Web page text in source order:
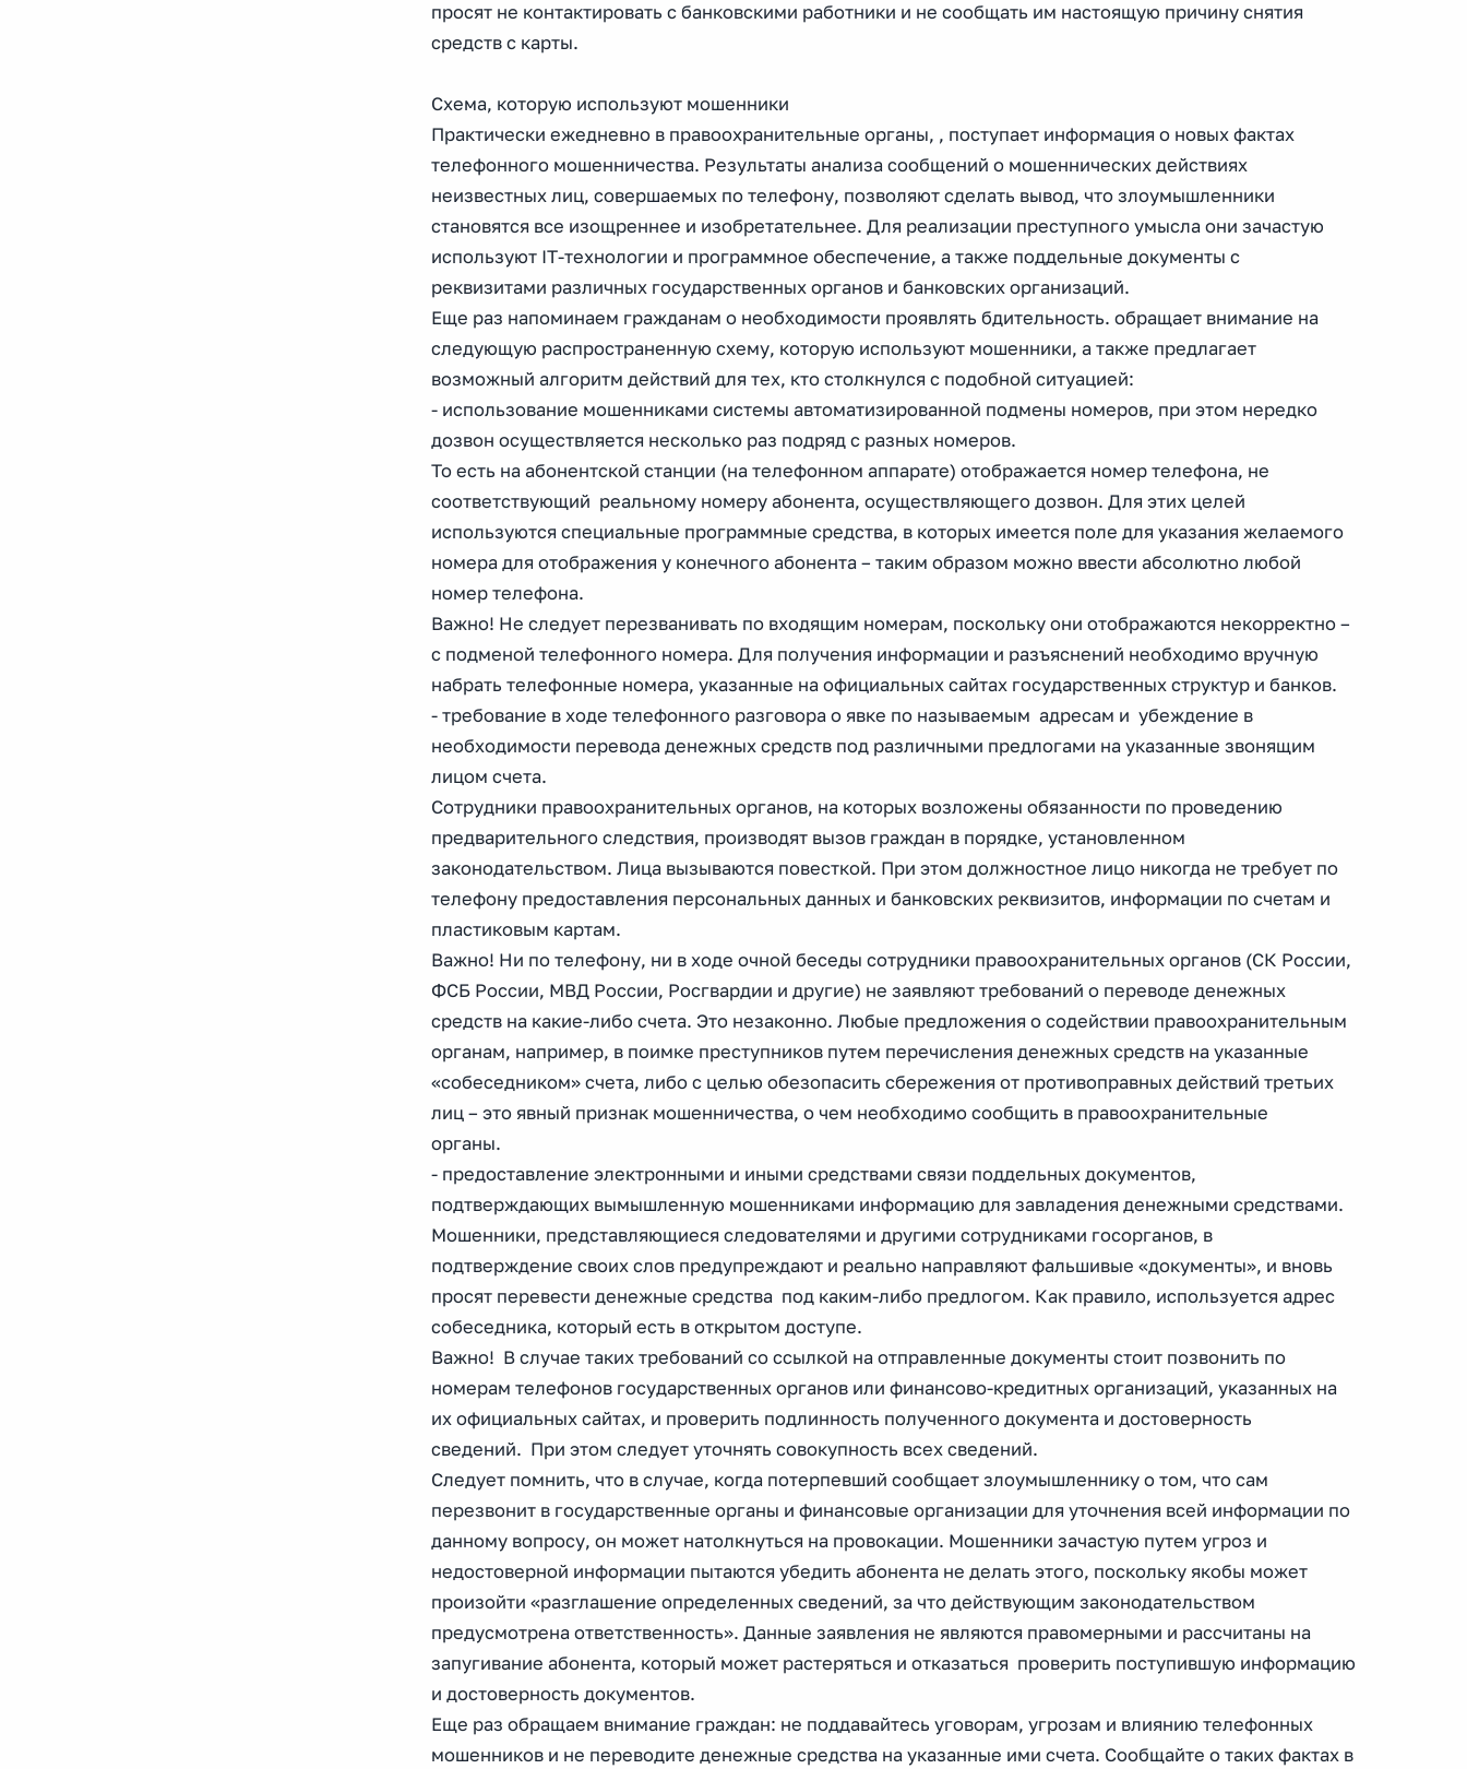
просят не контактировать с банковскими работники и не сообщать им настоящую причину снятия
средств с карты.
Схема, которую используют мошенники
Практически ежедневно в правоохранительные органы, , поступает информация о новых фактах
телефонного мошенничества. Результаты анализа сообщений о мошеннических действиях
неизвестных лиц, совершаемых по телефону, позволяют сделать вывод, что злоумышленники
становятся все изощреннее и изобретательнее. Для реализации преступного умысла они зачастую
используют IT-технологии и программное обеспечение, а также поддельные документы с
реквизитами различных государственных органов и банковских организаций.
Еще раз напоминаем гражданам о необходимости проявлять бдительность. обращает внимание на
следующую распространенную схему, которую используют мошенники, а также предлагает
возможный алгоритм действий для тех, кто столкнулся с подобной ситуацией:
- использование мошенниками системы автоматизированной подмены номеров, при этом нередко
дозвон осуществляется несколько раз подряд с разных номеров.
То есть на абонентской станции (на телефонном аппарате) отображается номер телефона, не
соответствующий реальному номеру абонента, осуществляющего дозвон. Для этих целей
используются специальные программные средства, в которых имеется поле для указания желаемого
номера для отображения у конечного абонента – таким образом можно ввести абсолютно любой
номер телефона.
Важно! Не следует перезванивать по входящим номерам, поскольку они отображаются некорректно –
с подменой телефонного номера. Для получения информации и разъяснений необходимо вручную
набрать телефонные номера, указанные на официальных сайтах государственных структур и банков.
- требование в ходе телефонного разговора о явке по называемым адресам и убеждение в
необходимости перевода денежных средств под различными предлогами на указанные звонящим
лицом счета.
Сотрудники правоохранительных органов, на которых возложены обязанности по проведению
предварительного следствия, производят вызов граждан в порядке, установленном
законодательством. Лица вызываются повесткой. При этом должностное лицо никогда не требует по
телефону предоставления персональных данных и банковских реквизитов, информации по счетам и
пластиковым картам.
Важно! Ни по телефону, ни в ходе очной беседы сотрудники правоохранительных органов (СК России,
ФСБ России, МВД России, Росгвардии и другие) не заявляют требований о переводе денежных
средств на какие-либо счета. Это незаконно. Любые предложения о содействии правоохранительным
органам, например, в поимке преступников путем перечисления денежных средств на указанные
«собеседником» счета, либо с целью обезопасить сбережения от противоправных действий третьих
лиц – это явный признак мошенничества, о чем необходимо сообщить в правоохранительные
органы.
- предоставление электронными и иными средствами связи поддельных документов,
подтверждающих вымышленную мошенниками информацию для завладения денежными средствами.
Мошенники, представляющиеся следователями и другими сотрудниками госорганов, в
подтверждение своих слов предупреждают и реально направляют фальшивые «документы», и вновь
просят перевести денежные средства под каким-либо предлогом. Как правило, используется адрес
собеседника, который есть в открытом доступе.
Важно! В случае таких требований со ссылкой на отправленные документы стоит позвонить по
номерам телефонов государственных органов или финансово-кредитных организаций, указанных на
их официальных сайтах, и проверить подлинность полученного документа и достоверность
сведений. При этом следует уточнять совокупность всех сведений.
Следует помнить, что в случае, когда потерпевший сообщает злоумышленнику о том, что сам
перезвонит в государственные органы и финансовые организации для уточнения всей информации по
данному вопросу, он может натолкнуться на провокации. Мошенники зачастую путем угроз и
недостоверной информации пытаются убедить абонента не делать этого, поскольку якобы может
произойти «разглашение определенных сведений, за что действующим законодательством
предусмотрена ответственность». Данные заявления не являются правомерными и рассчитаны на
запугивание абонента, который может растеряться и отказаться проверить поступившую информацию
и достоверность документов.
Еще раз обращаем внимание граждан: не поддавайтесь уговорам, угрозам и влиянию телефонных
мошенников и не переводите денежные средства на указанные ими счета. Сообщайте о таких фактах в